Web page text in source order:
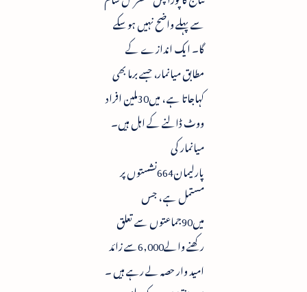
سے پہلے واضح نہیں ہوسکے
گا۔ ایک اندازے کے
مطابق میانمار، جسے برما بھی
کہاجاتا ہے ، میں30ملین افراد
ووٹ ڈالنے کے اہل ہیں۔
میانمار کی
پارلیمان664نشستوں پر
مستمل ہے ، جس
میں90جماعتوں سے تعلق
رکھنے والے6,000سے زائد
امید وار حصہ لے رہے ہیں ۔